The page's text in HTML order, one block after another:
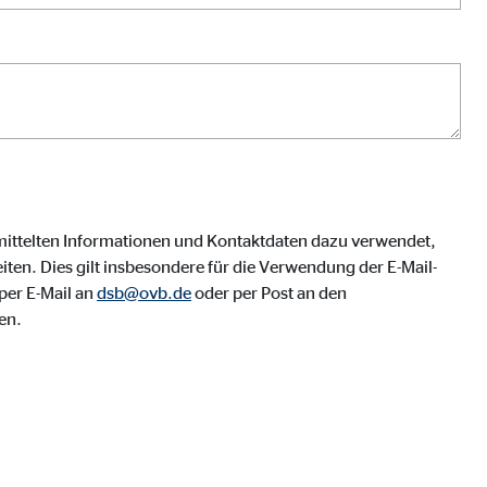
Informationen und Kontaktdaten dazu verwendet,
Dies gilt insbesondere für die Verwendung der E-Mail-
E-Mail an dsb@ovb.deoder per Post an den